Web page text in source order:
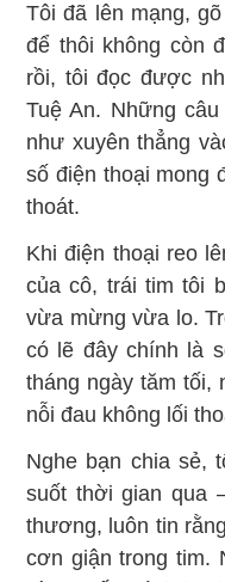
Tôi đã lên mạng,
để thôi không còn
rồi, tôi đọc được
Tuệ An. Những
như xuyên thẳng
số điện thoại mong
thoát.
Khi điện thoại reo
của cô, trái tim tôi
vừa mừng vừa lo.
có lẽ đây chính là
tháng ngày tăm tối,
nỗi đau không lối
Nghe bạn chia sẻ,
suốt thời gian qua
thương, luôn tin
cơn giận trong tim.